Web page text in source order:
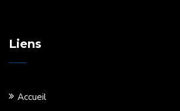
Liens
Accueil